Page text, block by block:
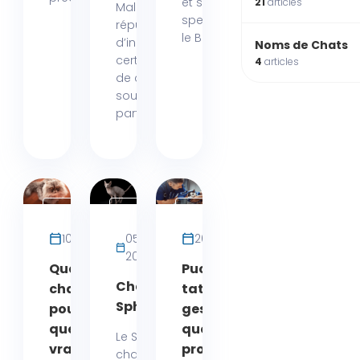
Malgré leur
réputation
d’indépendance,
certaines races
de chats
souffrent
particulièrement...
spectaculaires,
le Bengal...
10 juin 2025
Quand votre
chat se prend
pour un lion : ce
que cache
vraiment ce
de
Chats
05 juin
2025
Chat
Sphynx
Le Sphynx
chat, avec
20 mai 2025
Puce ou
tatouage : le
geste vital
que trop de
propriétaires
Noms de Chats
4articles